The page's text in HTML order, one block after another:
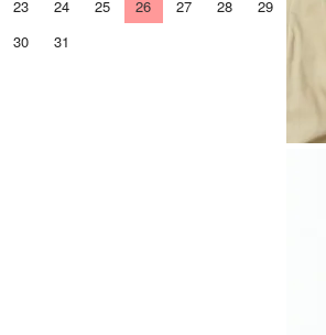
23
24 25 26 27 28
29
30
31